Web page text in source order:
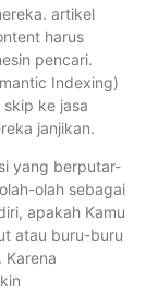
artikel
harus
pencari.
Indexing)
ke jasa
janjikan.
yang berputar-
olah sebagai
apakah Kamu
atau buru-buru
Karena